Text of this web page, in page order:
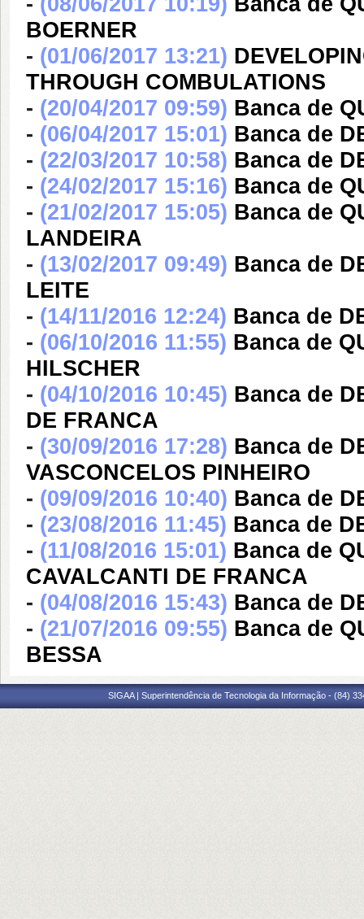
BOERNER
- (01/06/2017 13:21)
THROUGH COMBULATIONS
- (20/04/2017 09:59) Banca de
- (06/04/2017 15:01) Banca de
- (22/03/2017 10:58) Banca de
- (24/02/2017 15:16) Banca de
- (21/02/2017 15:05) Banca de
LANDEIRA
- (13/02/2017 09:49) Banca de
LEITE
- (14/11/2016 12:24) Banca de
- (06/10/2016 11:55) Banca de
HILSCHER
- (04/10/2016 10:45) Banca de
DE FRANCA
- (30/09/2016 17:28) Banca de
VASCONCELOS PINHEIRO
- (09/09/2016 10:40) Banca de
- (23/08/2016 11:45) Banca de
- (11/08/2016 15:01) Banca de
CAVALCANTI DE FRANCA
- (04/08/2016 15:43) Banca de
- (21/07/2016 09:55) Banca de
BESSA
SIGAA | Superintendência de Tecnologia da Informação - (84)